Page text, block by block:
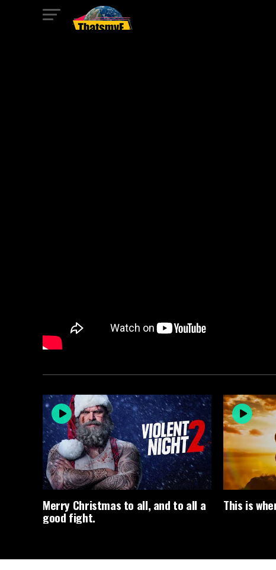
Merry Christmas to all, and to all a
good fight.
This is